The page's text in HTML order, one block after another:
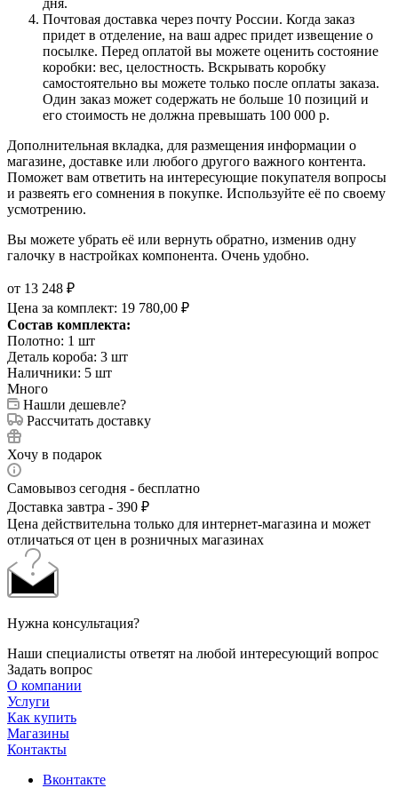
Почтовая доставка через почту России. Когда заказ
придет в отделение, на ваш адрес придет извещение о
посылке. Перед оплатой вы можете оценить состояние
коробки: вес, целостность. Вскрывать коробку
самостоятельно вы можете только после оплаты заказа.
Один заказ может содержать не больше 10 позиций и
его стоимость не должна превышать 100 000 р.
Дополнительная вкладка, для размещения информации о
магазине, доставке или любого другого важного контента.
Поможет вам ответить на интересующие покупателя вопросы
и развеять его сомнения в покупке. Используйте её по своему
усмотрению.
Вы можете убрать её или вернуть обратно, изменив одну
галочку в настройках компонента. Очень удобно.
от 13 248 ₽
Цена за комплект: 19 780,00 ₽
Состав комплекта:
Полотно: 1 шт
Деталь короба: 3 шт
Наличники: 5 шт
Много
Нашли дешевле?
Рассчитать доставку
Хочу в подарок
Самовывоз сегодня - бесплатно
Доставка завтра - 390 ₽
Цена действительна только для интернет-магазина и может
отличаться от цен в розничных магазинах
Нужна консультация?
Наши специалисты ответят на любой интересующий вопрос
Задать вопрос
О компании
Услуги
Как купить
Магазины
Контакты
Вконтакте